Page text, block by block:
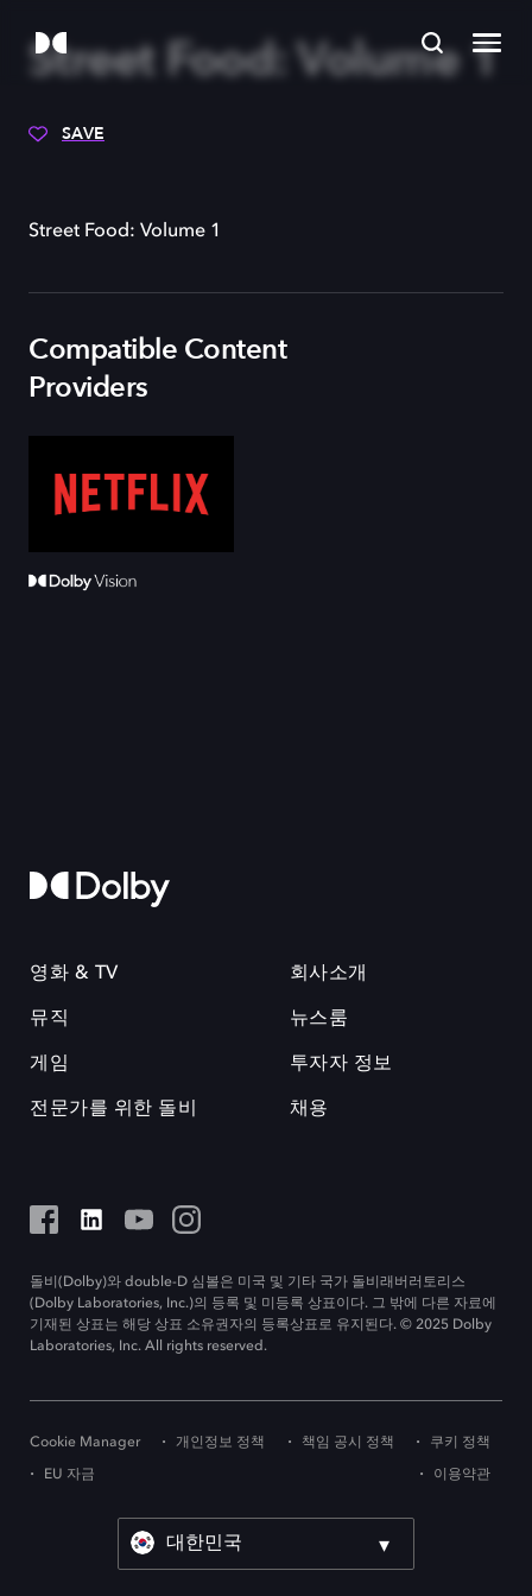
Street Food: Volume 1
SAVE
Street Food: Volume 1
Compatible Content
Providers
영화 & TV
뮤직
게임
전문가를 위한 돌비
회사소개
뉴스룸
투자자 정보
채용
돌비(Dolby)와 double-D 심볼은 미국 및 기타 국가 돌비래버러토리스
(Dolby Laboratories, Inc.)의 등록 및 미등록 상표이다. 그 밖에 다른 자료에
기재된 상표는 해당 상표 소유권자의 등록상표로 유지된다. © 2025 Dolby
Laboratories, Inc. All rights reserved.
Cookie Manager 개인정보 정책 책임 공시 정책 쿠키 정책
EU 자금 이용약관
대한민국